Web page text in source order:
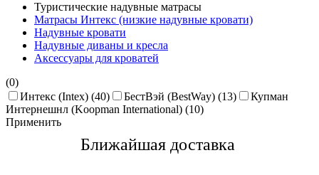
Туристические надувные матрасы
Матрасы Интекс (низкие надувные кровати)
Надувные кровати
Надувные диваны и кресла
Аксессуары для кроватей
(0)
Интекс (Intex) (40)
БестВэй (BestWay) (13)
Купман
Интернешнл (Koopman International) (10)
Применить
Ближайшая доставкa